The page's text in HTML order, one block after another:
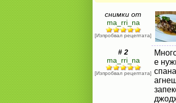
снимки от
ma_rri_na
[Изпробвал рецептата]
# 2
ma_rri_na
[Изпробвал рецептата]
е